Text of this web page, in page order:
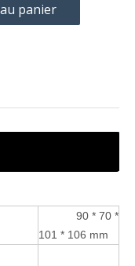
panier
90 * 70 *
101 * 106 mm